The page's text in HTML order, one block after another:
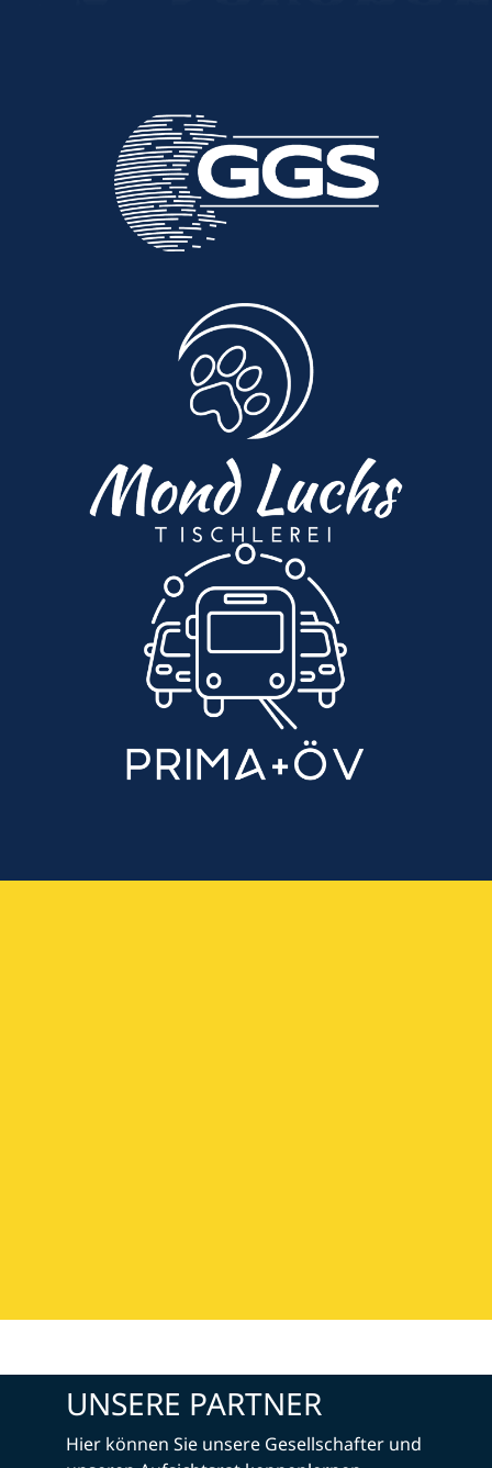
UNSERE PARTNER
Hier können Sie unsere Gesellschafter und